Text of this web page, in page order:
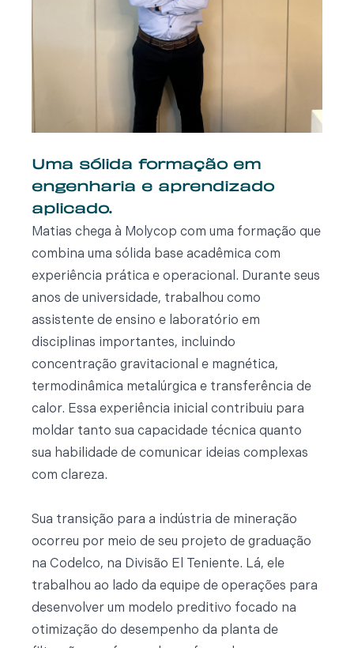
Uma sólida formação em
engenharia e aprendizado
aplicado.
Matias chega à Molycop com uma formação que
combina uma sólida base acadêmica com
experiência prática e operacional. Durante seus
anos de universidade, trabalhou como
assistente de ensino e laboratório em
disciplinas importantes, incluindo
concentração gravitacional e magnética,
termodinâmica metalúrgica e transferência de
calor. Essa experiência inicial contribuiu para
moldar tanto sua capacidade técnica quanto
sua habilidade de comunicar ideias complexas
com clareza.
Sua transição para a indústria de mineração
ocorreu por meio de seu projeto de graduação
na Codelco, na Divisão El Teniente. Lá, ele
trabalhou ao lado da equipe de operações para
desenvolver um modelo preditivo focado na
otimização do desempenho da planta de